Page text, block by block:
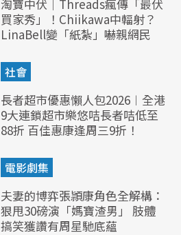
淘寶中伏｜Threads瘋傳「最伏
買家秀」！Chiikawa中輻射？
LinaBell變「紙紮」嚇親網民
社會
長者超市優惠懶人包2026︱全港
9大連鎖超市樂悠咭長者咭低至
88折 百佳惠康逢周三9折！
電影劇集
夫妻的博弈張頴康角色全解構：
狠甩30磅演「媽寶渣男」 肢體
搞笑獲讚有周星馳底蘊